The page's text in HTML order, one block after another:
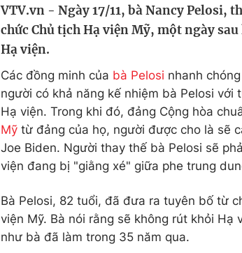
Làm đẹp
VTV.vn - Ngày 17/11, bà Nancy Pelosi,
chức Chủ tịch Hạ viện Mỹ, một ngày
Hạ viện.
Các đồng minh của bà Pelosi nhanh
người có khả năng kế nhiệm bà Pelosi
Hạ viện. Trong khi đó, đảng Cộng hòa
Mỹ từ đảng của họ, người được cho là sẽ
Joe Biden. Người thay thế bà Pelosi sẽ
viện đang bị "giằng xé" giữa phe trung
Bà Pelosi, 82 tuổi, đã đưa ra tuyên bố từ
viện Mỹ. Bà nói rằng sẽ không rút khỏi
như bà đã làm trong 35 năm qua.